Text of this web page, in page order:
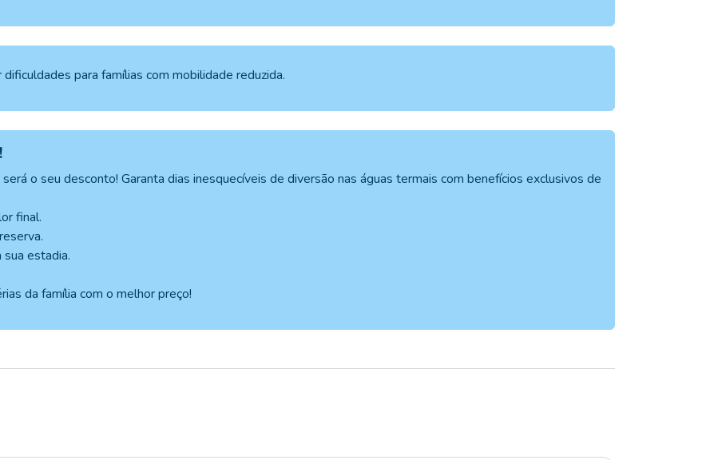
para famílias com mobilidade reduzida.
o seu desconto! Garanta dias inesquecíveis de diversão nas águas termais com benefícios exclusivos de
final.
sua estadia.
da família com o melhor preço!